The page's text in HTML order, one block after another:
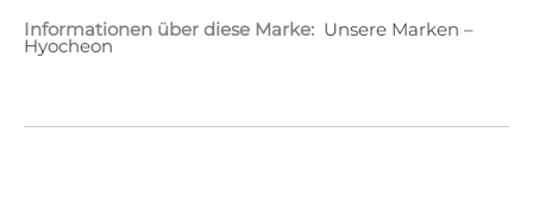
Informationen über diese Marke: Unsere Marken –
Hyocheon